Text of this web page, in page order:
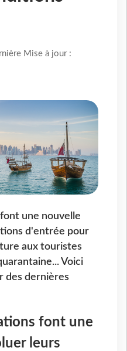
Mise à jour :
une nouvelle
d'entrée pour
aux touristes
Voici
des dernières
font une
leurs